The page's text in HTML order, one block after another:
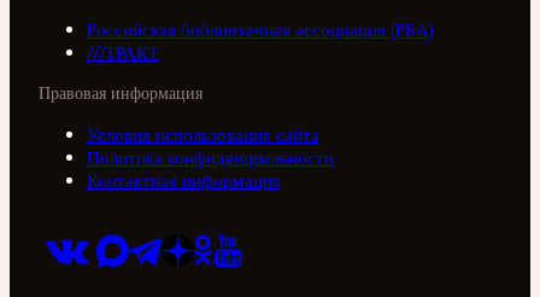
Российская библиотечная ассоциация (РБА)
///ТРАКТ
Правовая информация
Условия использования сайта
Политика конфиденциальности
Контактная информация